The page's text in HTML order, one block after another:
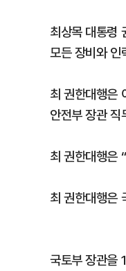
최상목 대통령
모든 장비와 인
최 권한대행은
안전부 장관
최 권한대행은
최 권한대행은
국토부 장관을